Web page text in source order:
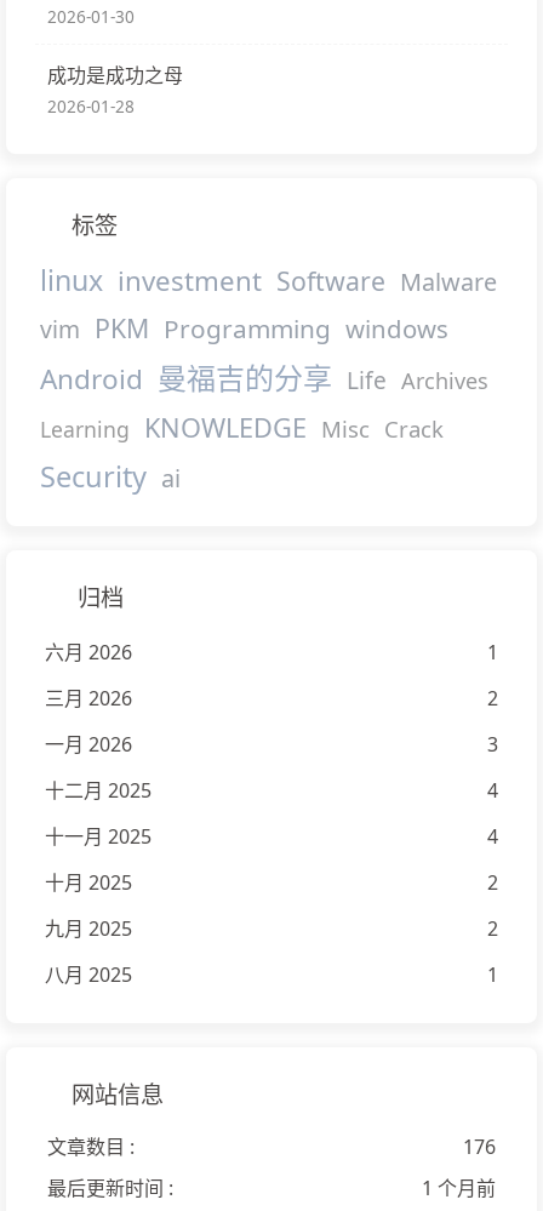
2026-01-30
成功是成功之母
2026-01-28
标签
linux investment Software Malware
vim PKM Programming windows
Android 曼福吉的分享 Life Archives
Learning
KNOWLEDGE Misc Crack
Security ai
归档
六月 2026
1
三月 2026
2
一月 2026
3
十二月 2025
4
十一月 2025
4
十月 2025
2
九月 2025
2
八月 2025
1
网站信息
文章数目 :
176
最后更新时间 :
1 个月前